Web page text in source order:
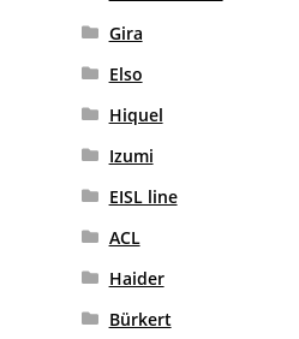
Gira
Elso
Hiquel
Izumi
EISL line
ACL
Haider
Bürkert